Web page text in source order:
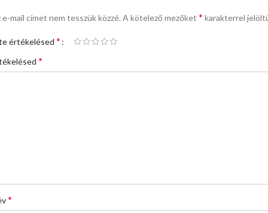
e-mail címet nem tesszük közzé. A kötelező mezőket * karakterrel
értékelésed *
*
*